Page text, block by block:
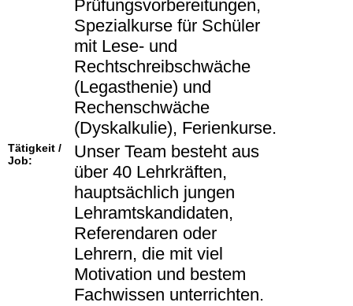
Prüfungsvorbereitungen,
Spezialkurse für Schüler
mit Lese- und
Rechtschreibschwäche
(Legasthenie) und
Rechenschwäche
(Dyskalkulie), Ferienkurse.
Tätigkeit /
Job:
Unser Team besteht aus
über 40 Lehrkräften,
hauptsächlich jungen
Lehramtskandidaten,
Referendaren oder
Lehrern, die mit viel
Motivation und bestem
Fachwissen unterrichten.